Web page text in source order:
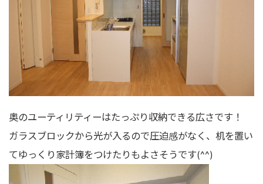
奥のユーティリティーはたっぷり収納できる広さです！
ガラスブロックから光が入るので圧迫感がなく、机を置い
てゆっくり家計簿をつけたりもよさそうです(^^)